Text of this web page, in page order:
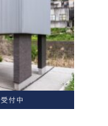
受付中